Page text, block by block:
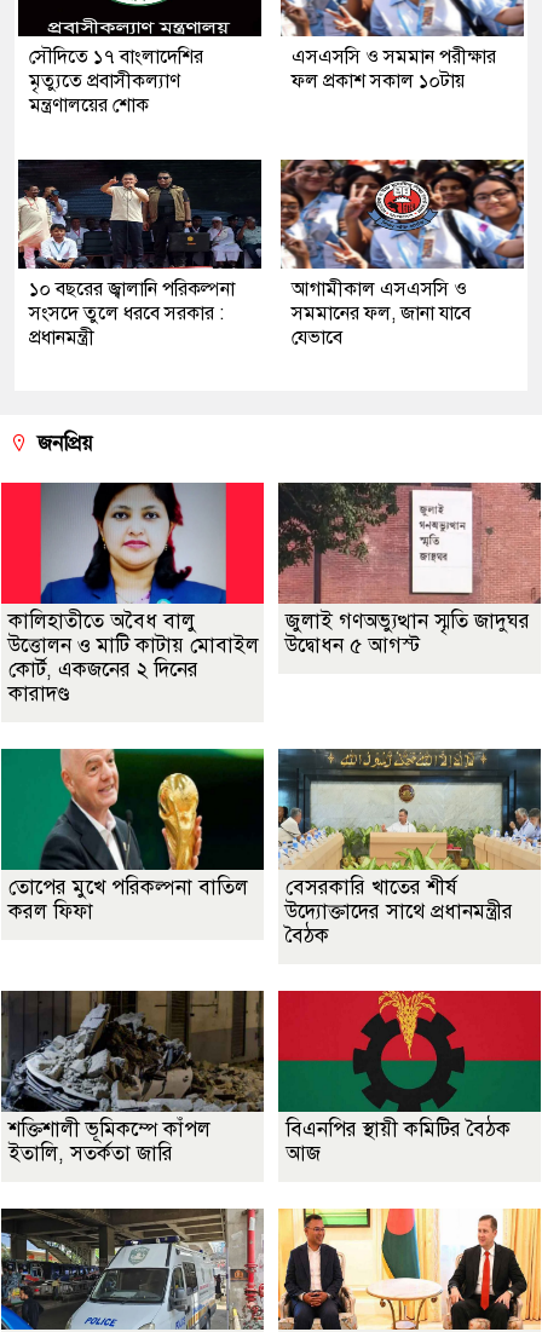
সৌ‌দিতে ১৭ বাংলাদেশির
মৃত্যুতে প্রবাসীকল্যাণ
মন্ত্রণালয়ের শোক
এসএসসি ও সমমান পরীক্ষার
ফল প্রকাশ সকাল ১০টায়
১০ বছরের জ্বালানি পরিকল্পনা
সংসদে তুলে ধরবে সরকার :
প্রধানমন্ত্রী
আগামীকাল এসএসসি ও
সমমানের ফল, জানা যাবে
যেভাবে
জনপ্রিয়
কালিহাতীতে অবৈধ বালু
উত্তোলন ও মাটি কাটায় মোবাইল
কোর্ট, একজনের ২ দিনের
কারাদণ্ড
জুলাই গণঅভ্যুত্থান স্মৃতি জাদুঘর
উদ্বোধন ৫ আগস্ট
তোপের মুখে পরিকল্পনা বাতিল
করল ফিফা
বেসরকারি খাতের শীর্ষ
উদ্যোক্তাদের সাথে প্রধানমন্ত্রীর
বৈঠক
শক্তিশালী ভূমিকম্পে কাঁপল
ইতালি, সতর্কতা জারি
বিএনপির স্থায়ী কমিটির বৈঠক
আজ